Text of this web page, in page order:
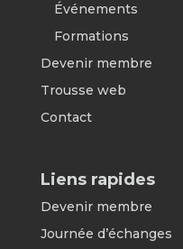
Événements
Formations
Devenir membre
Trousse web
Contact
Liens rapides
Devenir membre
Journée d’échanges